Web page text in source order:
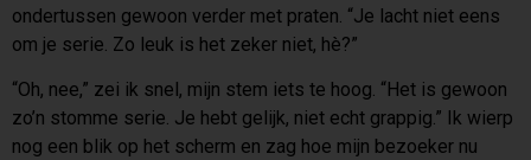
ondertussen gewoon verder met praten. “Je lacht niet eens
om je serie. Zo leuk is het zeker niet, hè?”
“Oh, nee,” zei ik snel, mijn stem iets te hoog. “Het is gewoon
zo’n stomme serie. Je hebt gelijk, niet echt grappig.” Ik wierp
nog een blik op het scherm en zag hoe mijn bezoeker nu